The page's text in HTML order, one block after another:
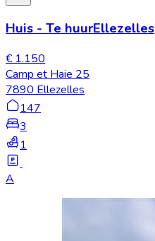
Huis - Te huurEllezelles
€ 1.150
Camp et Haie 25
7890 Ellezelles
147
3
1
A